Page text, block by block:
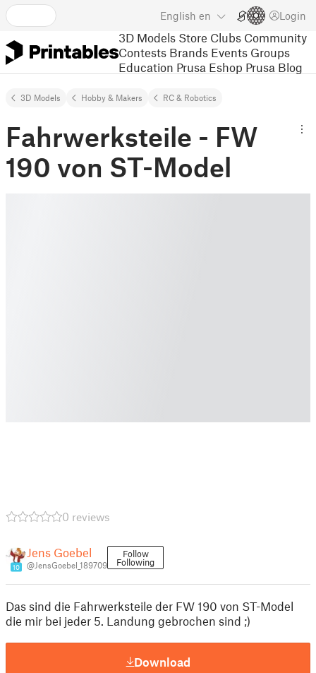
English en Login
3D Models Store Clubs Community
Contests Brands Events Groups
Education Prusa Eshop Prusa Blog
3D Models Hobby & Makers RC & Robotics
Fahrwerksteile - FW
190 von ST-Model
0 reviews
10
Jens Goebel
@JensGoebel_189709
Follow
Following
Das sind die Fahrwerksteile der FW 190 von ST-Model
die mir bei jeder 5. Landung gebrochen sind ;)
Download